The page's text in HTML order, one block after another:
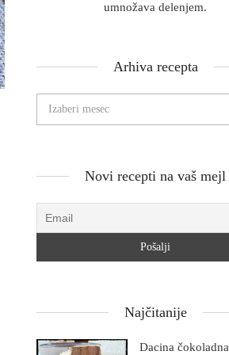
umnožava delenjem.
Arhiva recepta
Novi recepti na vaš mejl
Najčitanije
Dacina